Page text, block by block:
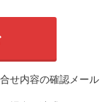
せ内容の確認メール